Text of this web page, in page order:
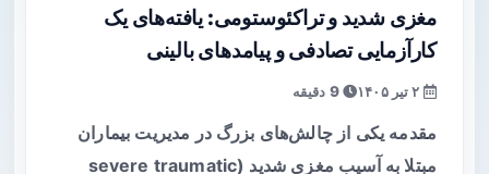
مغزی شدید و تراکئوستومی: یافته‌های یک
کارآزمایی تصادفی و پیامدهای بالینی
9 دقیقه
مقدمه یکی از چالش‌های بزرگ در مدیریت بیماران
مبتلا به آسیب مغزی شدید (severe traumatic